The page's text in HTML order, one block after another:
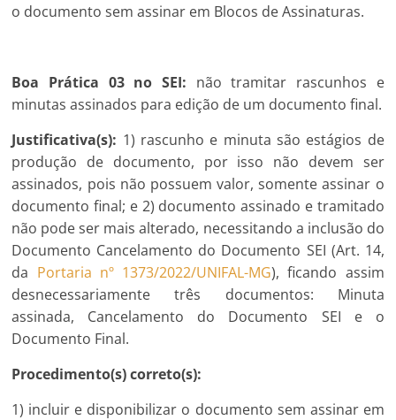
o documento sem assinar em Blocos de Assinaturas.
Boa Prática 03 no SEI: não tramitar rascunhos e
minutas assinados para edição de um documento final.
Justificativa(s): 1) rascunho e minuta são estágios de
produção de documento, por isso não devem ser
assinados, pois não possuem valor, somente assinar o
documento final; e 2) documento assinado e tramitado
não pode ser mais alterado, necessitando a inclusão do
Documento Cancelamento do Documento SEI (Art. 14,
da Portaria nº 1373/2022/UNIFAL-MG), ficando assim
desnecessariamente três documentos: Minuta
assinada, Cancelamento do Documento SEI e o
Documento Final.
Procedimento(s) correto(s):
1) incluir e disponibilizar o documento sem assinar em